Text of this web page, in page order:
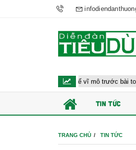
kinh tế vĩ mô trước bài toán đánh đổi:
TIN TỨC
TRANG CHỦ TIN TỨC